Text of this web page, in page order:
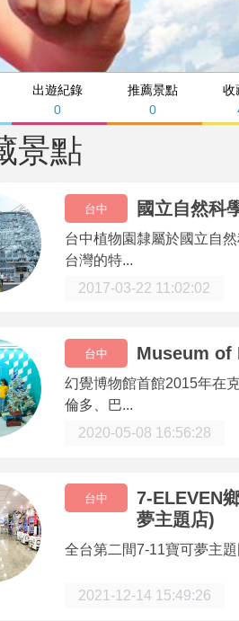
出遊紀錄
0
推薦景點
0
收
景點
台中 國立自然科
台中植物園隸屬於國立自
台灣的特...
2017-03-22 11:02:02
台中 Museum of
幻覺博物館首館2015年在
倫多、巴...
2020-05-08 16:56:28
台中
7-ELEVEN
夢主題店)
全台第二間7-11寶可夢主
2021-12-14 15:49:26